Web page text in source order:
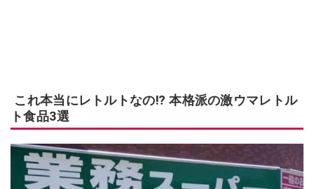
これ本当にレトルトなの⁉ 本格派の激ウマレトル
ト食品3選